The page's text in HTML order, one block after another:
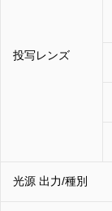
投写レンズ
光源 出力/種別